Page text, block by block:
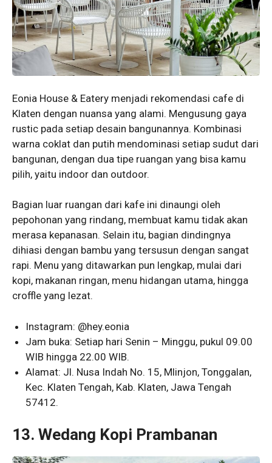
Eonia House & Eatery menjadi rekomendasi cafe di
Klaten dengan nuansa yang alami. Mengusung gaya
rustic pada setiap desain bangunannya. Kombinasi
warna coklat dan putih mendominasi setiap sudut dari
bangunan, dengan dua tipe ruangan yang bisa kamu
pilih, yaitu indoor dan outdoor.
Bagian luar ruangan dari kafe ini dinaungi oleh
pepohonan yang rindang, membuat kamu tidak akan
merasa kepanasan. Selain itu, bagian dindingnya
dihiasi dengan bambu yang tersusun dengan sangat
rapi. Menu yang ditawarkan pun lengkap, mulai dari
kopi, makanan ringan, menu hidangan utama, hingga
croffle yang lezat.
Instagram: @hey.eonia
Jam buka: Setiap hari Senin – Minggu, pukul 09.00
WIB hingga 22.00 WIB.
Alamat: Jl. Nusa Indah No. 15, Mlinjon, Tonggalan,
Kec. Klaten Tengah, Kab. Klaten, Jawa Tengah
57412.
13. Wedang Kopi Prambanan